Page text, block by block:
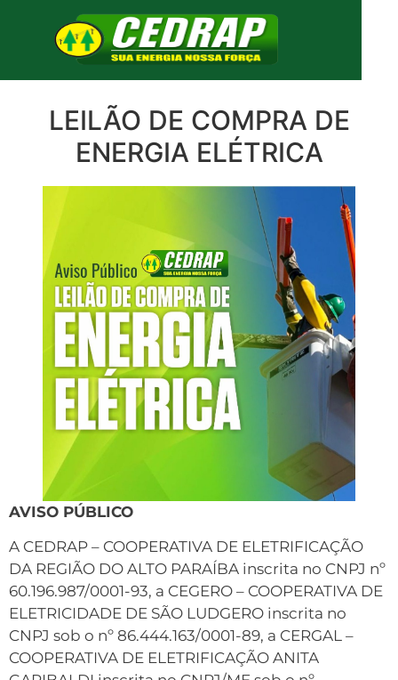
LEILÃO DE COMPRA DE
ENERGIA ELÉTRICA
AVISO PÚBLICO
A CEDRAP – COOPERATIVA DE ELETRIFICAÇÃO
DA REGIÃO DO ALTO PARAÍBA inscrita no CNPJ nº
60.196.987/0001-93, a CEGERO – COOPERATIVA DE
ELETRICIDADE DE SÃO LUDGERO inscrita no
CNPJ sob o nº 86.444.163/0001-89, a CERGAL –
COOPERATIVA DE ELETRIFICAÇÃO ANITA